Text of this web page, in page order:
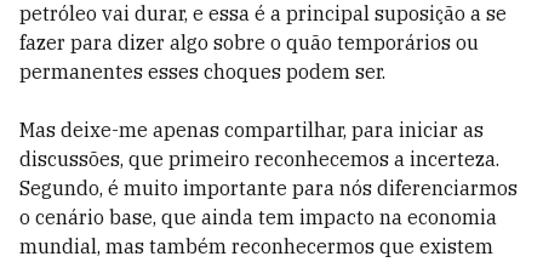
petróleo vai durar, e essa é a principal suposição a se
fazer para dizer algo sobre o quão temporários ou
permanentes esses choques podem ser.
Mas deixe-me apenas compartilhar, para iniciar as
discussões, que primeiro reconhecemos a incerteza.
Segundo, é muito importante para nós diferenciarmos
o cenário base, que ainda tem impacto na economia
mundial, mas também reconhecermos que existem